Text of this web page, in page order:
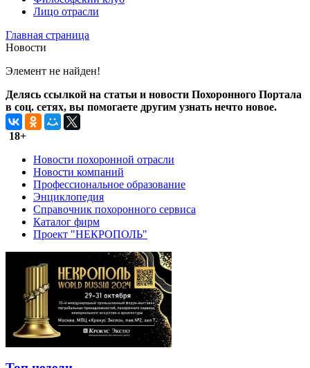
Лицо отрасли
Главная страница
Новости
Элемент не найден!
Делясь ссылкой на статьи и новости Похоронного Портала
в соц. сетях, вы помогаете другим узнать нечто новое.
18+
Новости похоронной отрасли
Новости компаний
Профессиональное образование
Энциклопедия
Справочник похоронного сервиса
Каталог фирм
Проект "НЕКРОПОЛЬ"